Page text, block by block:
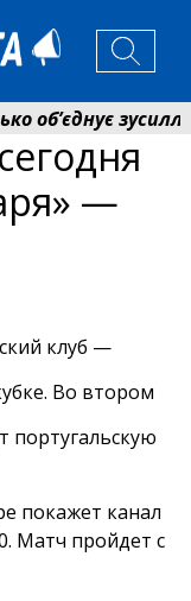
зусилля
млрд грн на
—
клуб —
Во втором
португальскую
покажет канал
Матч пройдет с